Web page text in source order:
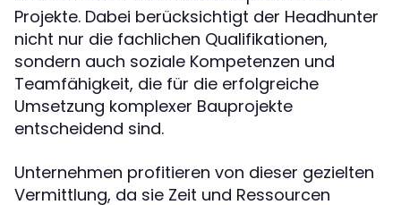
Projekte. Dabei berücksichtigt der Headhunter
nicht nur die fachlichen Qualifikationen,
sondern auch soziale Kompetenzen und
Teamfähigkeit, die für die erfolgreiche
Umsetzung komplexer Bauprojekte
entscheidend sind.
Unternehmen profitieren von dieser gezielten
Vermittlung, da sie Zeit und Ressourcen